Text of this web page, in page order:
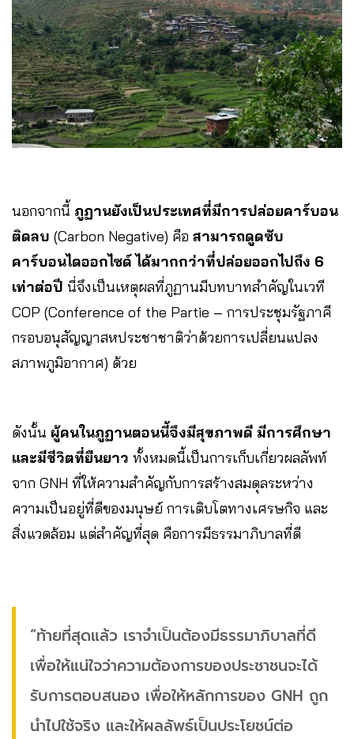
นอกจากนี้ ภูฏานยังเป็นประเทศที่มีการปล่อยคาร์บอน
ติดลบ (Carbon Negative) คือ สามารถดูดซับ
คาร์บอนไดออกไซด์ ได้มากกว่าที่ปล่อยออกไปถึง 6
เท่าต่อปี นี่จึงเป็นเหตุผลที่ภูฏานมีบทบาทสำคัญในเวที
COP (Conference of the Partie – การประชุมรัฐภาคี
กรอบอนุสัญญาสหประชาชาติว่าด้วยการเปลี่ยนแปลง
สภาพภูมิอากาศ) ด้วย
ดังนั้น ผู้คนในภูฏานตอนนี้จึงมีสุขภาพดี มีการศึกษา
และมีชีวิตที่ยืนยาว ทั้งหมดนี้เป็นการเก็บเกี่ยวผลลัพท์
จาก GNH ที่ให้ความสำคัญกับการสร้างสมดุลระหว่าง
ความเป็นอยู่ที่ดีของมนุษย์ การเติบโตทางเศรษกิจ และ
สิ่งแวดล้อม แต่สำคัญที่สุด คือการมีธรรมาภิบาลที่ดี
“ท้ายที่สุดแล้ว เราจำเป็นต้องมีธรรมาภิบาลที่ดี
เพื่อให้แน่ใจว่าความต้องการของประชาชนจะได้
รับการตอบสนอง เพื่อให้หลักการของ GNH ถูก
นำไปใช้จริง และให้ผลลัพธ์เป็นประโยชน์ต่อ